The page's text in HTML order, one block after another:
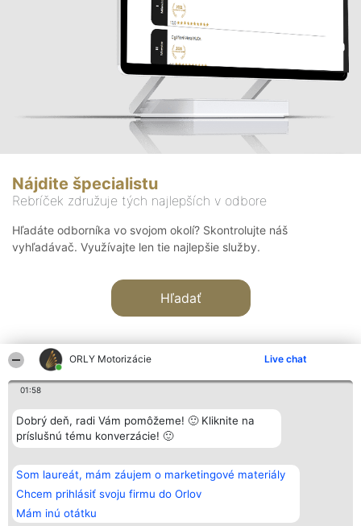
ORLY Motorizácie Live chat
01:58
Dobrý deň, radi Vám pomôžeme! 🙂 Kliknite na
príslušnú tému konverzácie! 🙂
Som laureát, mám záujem o marketingové materiály
Chcem prihlásiť svoju firmu do Orlov
Mám inú otátku
Nájdite špecialistu
Rebríček združuje tých najlepších v odbore
Hľadáte odborníka vo svojom okolí? Skontrolujte náš
vyhľadávač. Využívajte len tie najlepšie služby.
Hľadať
Organizátor hodnotenia
Bright Side Solutions sp. z o.
o. sp. k.
Wrocław 50-079
KRS 0000749100 | Regon
381313360 | NIP 8943132676
+48 508 492 400
Hodnotenie
Laureáti
Lista
Laureatów
Podmienky
Obchodné
podmienky
Kontakt
Kontakt